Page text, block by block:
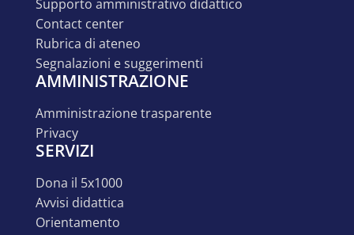
supporto amministrativo didattico
contact center
rubrica di ateneo
segnalazioni e suggerimenti
AMMINISTRAZIONE
amministrazione trasparente
privacy
SERVIZI
dona il 5x1000
avvisi didattica
orientamento